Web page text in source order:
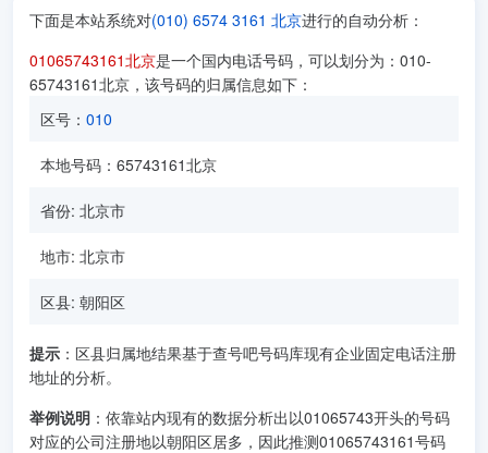
下面是本站系统对(010) 6574 3161 北京进行的自动分析：
01065743161北京是一个国内电话号码，可以划分为：010-
65743161北京，该号码的归属信息如下：
区号： 010
本地号码：65743161北京
省份: 北京市
地市: 北京市
区县: 朝阳区
提示 ：区县归属地结果基于查号吧号码库现有企业固定电话注册
地址的分析。
举例说明 ：依靠站内现有的数据分析出以01065743开头的号码
对应的公司注册地以朝阳区居多，因此推测01065743161号码